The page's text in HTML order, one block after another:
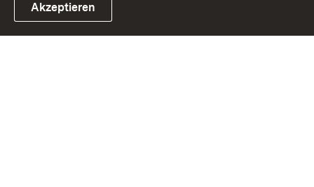
Link zum Landesportal
Akzeptieren